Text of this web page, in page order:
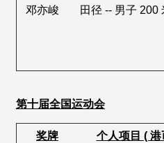
邓亦峻 田径 -- 男子 200
第十届全国运动会
奖牌 个人项目 ( 港